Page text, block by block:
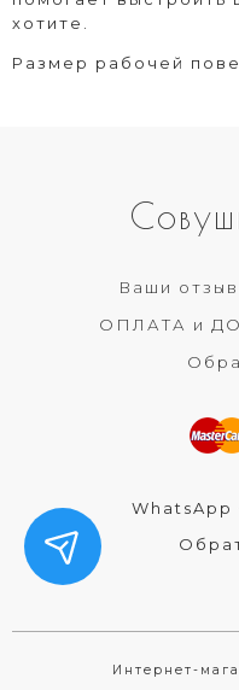
хотите.
Размер рабочей
Ваши
ОПЛАТА и
WhatsApp
Интернет-